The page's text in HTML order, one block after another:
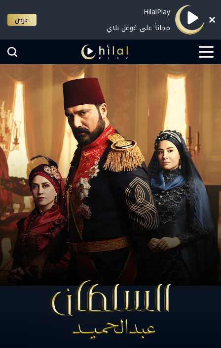
HilalPlay
مجاناً على غوغل بلاي
عرض